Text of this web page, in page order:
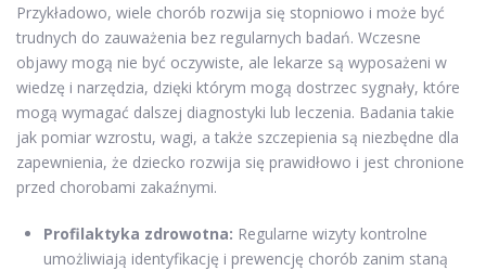
Przykładowo, wiele chorób rozwija się stopniowo i może być
trudnych do zauważenia bez regularnych badań. Wczesne
objawy mogą nie być oczywiste, ale lekarze są wyposażeni w
wiedzę i narzędzia, dzięki którym mogą dostrzec sygnały, które
mogą wymagać dalszej diagnostyki lub leczenia. Badania takie
jak pomiar wzrostu, wagi, a także szczepienia są niezbędne dla
zapewnienia, że dziecko rozwija się prawidłowo i jest chronione
przed chorobami zakaźnymi.
Profilaktyka zdrowotna: Regularne wizyty kontrolne
umożliwiają identyfikację i prewencję chorób zanim staną